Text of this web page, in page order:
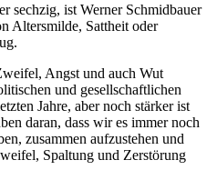
sechzig, ist Werner Schmidbauer
Altersmilde, Sattheit oder
Angst und auch Wut
und gesellschaftlichen
Jahre, aber noch stärker ist
daran, dass wir es immer noch
zusammen aufzustehen und
Spaltung und Zerstörung